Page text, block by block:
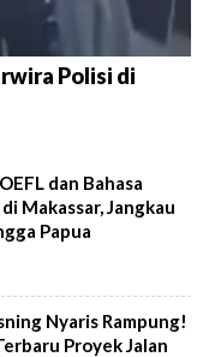
Polisi di
dan Bahasa
Makassar, Jangkau
Papua
Nyaris Rampung!
Proyek Jalan